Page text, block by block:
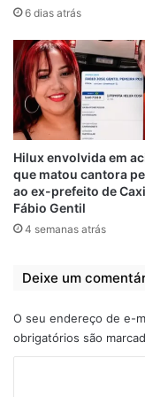
PorGilberto
Relacionado
Assassino de
professora é
no MA
4 de janeiro de 2019
Em
Criança é
contra morte de
jovem na Vila
MA
24 de abril de 2023
Em "POLÍCIA"
6 dias atrás
Hilux envolvida em
que matou cantora
ao ex-prefeito de
Fábio Gentil
4 semanas atrás
Deixe um
O seu endereço de e-
obrigatórios são